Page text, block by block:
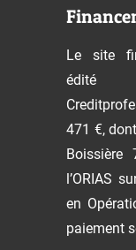
Le site
471 €,
Boissière
l’ORIAS
en
paiement